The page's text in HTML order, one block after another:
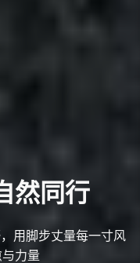
然同行
用脚步丈量每一寸风
力量